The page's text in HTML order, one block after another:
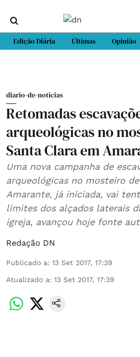
Edição Diária Últimas Opinião
diario-de-noticias
Retomadas
arqueológicas no
Santa Clara em
Uma nova campanha de
arqueológicas no mosteiro
Amarante, já iniciada, vai
limites dos alçados laterais
igreja, avançou hoje fonte
Redação DN
Publicado a: 13 Set 2017, 17:39
Atualizado a: 13 Set 2017, 17:39